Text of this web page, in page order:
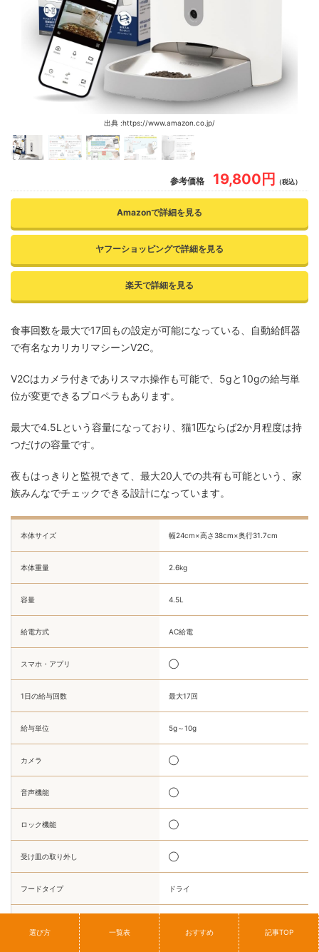
出典 :https://www.amazon.co.jp/
参考価格 19,800円 （税込）
Amazonで詳細を見る
ヤフーショッピングで詳細を見る
楽天で詳細を見る
食事回数を最大で17回もの設定が可能になっている、自動給餌器
で有名なカリカリマシーンV2C。
V2Cはカメラ付きでありスマホ操作も可能で、5gと10gの給与単
位が変更できるプロペラもあります。
最大で4.5Lという容量になっており、猫1匹ならば2か月程度は持
つだけの容量です。
夜もはっきりと監視できて、最大20人での共有も可能という、家
族みんなでチェックできる設計になっています。
本体サイズ 幅24cm×高さ38cm×奥行31.7cm
本体重量 2.6kg
容量 4.5L
給電方式 AC給電
スマホ・アプリ ◯
1日の給与回数 最大17回
給与単位 5g～10g
カメラ ◯
音声機能 ◯
ロック機能 ◯
受け皿の取り外し ◯
フードタイプ ドライ
選び方
一覧表 おすすめ 記事TOP